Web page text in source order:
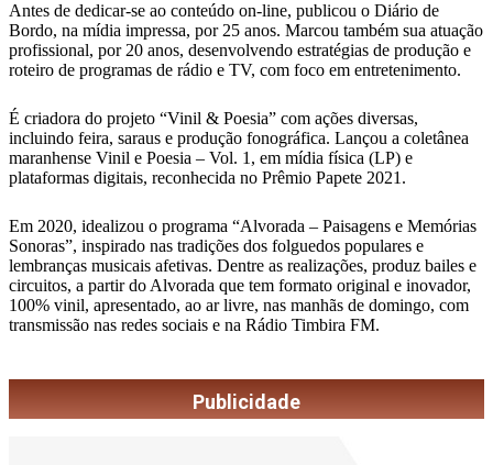
Antes de dedicar-se ao conteúdo on-line, publicou o Diário de
Bordo, na mídia impressa, por 25 anos. Marcou também sua atuação
profissional, por 20 anos, desenvolvendo estratégias de produção e
roteiro de programas de rádio e TV, com foco em entretenimento.
É criadora do projeto “Vinil & Poesia” com ações diversas,
incluindo feira, saraus e produção fonográfica. Lançou a coletânea
maranhense Vinil e Poesia – Vol. 1, em mídia física (LP) e
plataformas digitais, reconhecida no Prêmio Papete 2021.
Em 2020, idealizou o programa “Alvorada – Paisagens e Memórias
Sonoras”, inspirado nas tradições dos folguedos populares e
lembranças musicais afetivas. Dentre as realizações, produz bailes e
circuitos, a partir do Alvorada que tem formato original e inovador,
100% vinil, apresentado, ao ar livre, nas manhãs de domingo, com
transmissão nas redes sociais e na Rádio Timbira FM.
Publicidade